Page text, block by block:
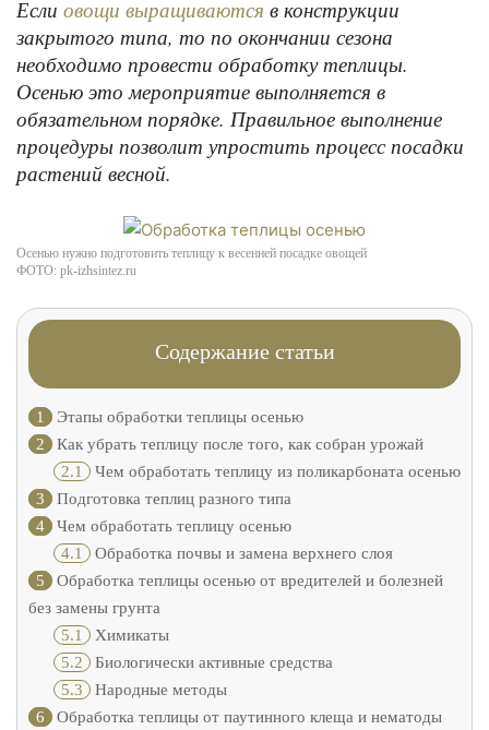
Если овощи выращиваются в конструкции
закрытого типа, то по окончании сезона
необходимо провести обработку теплицы.
Осенью это мероприятие выполняется в
обязательном порядке. Правильное выполнение
процедуры позволит упростить процесс посадки
растений весной.
Осенью нужно подготовить теплицу к весенней посадке овощей
ФОТО: pk-izhsintez.ru
Содержание статьи
1
Этапы обработки теплицы осенью
2
Как убрать теплицу после того, как собран урожай
2.1 Чем обработать теплицу из поликарбоната осенью
3
Подготовка теплиц разного типа
4
Чем обработать теплицу осенью
4.1 Обработка почвы и замена верхнего слоя
5
Обработка теплицы осенью от вредителей и болезней
без замены грунта
5.1 Химикаты
5.2 Биологически активные средства
5.3 Народные методы
6
Обработка теплицы от паутинного клеща и нематоды